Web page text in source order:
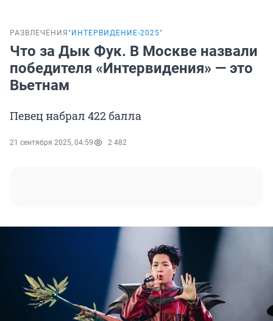
РАЗВЛЕЧЕНИЯ "ИНТЕРВИДЕНИЕ-2025"
Что за Дык Фук. В Москве назвали
победителя «Интервидения» — это
Вьетнам
Певец набрал 422 балла
21 сентября 2025, 04:59 2 482